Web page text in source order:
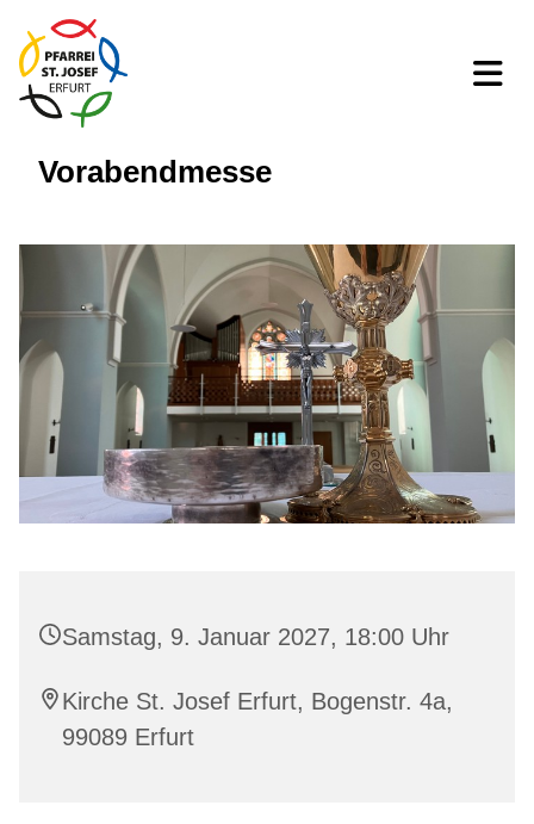
Vorabendmesse
Samstag, 9. Januar 2027, 18:00 Uhr
Kirche St. Josef Erfurt, Bogenstr. 4a,
99089 Erfurt